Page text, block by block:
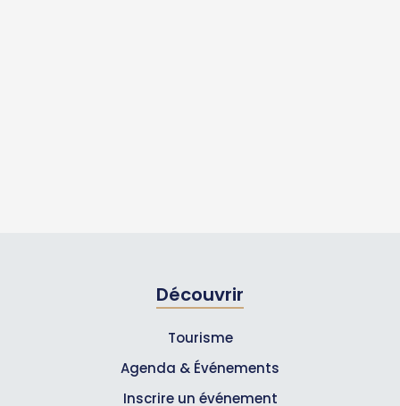
Découvrir
Tourisme
Agenda & Événements
Inscrire un événement